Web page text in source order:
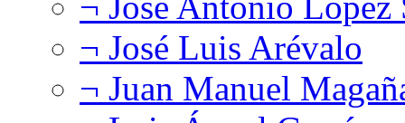
¬ José Luis Arévalo
¬ Juan Manuel